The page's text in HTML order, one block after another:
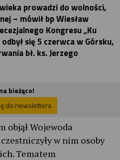
prowadzi do wolności,
– mówił bp Wiesław
Kongresu „Ku
się 5 czerwca w Górsku,
bł. ks. Jerzego
bieżąco!
do newslettera
objął Wojewoda
w nim osoby
Tematem